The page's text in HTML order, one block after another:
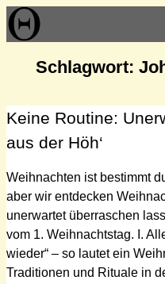
Zum
Inhalt
Schlagwort:
Keine Routine:
aus der Höh‘
Weihnachten ist bestimmt
aber wir entdecken
unerwartet überraschen
vom 1. Weihnachtstag. I.
wieder“ – so lautet ein
Traditionen und Rituale in